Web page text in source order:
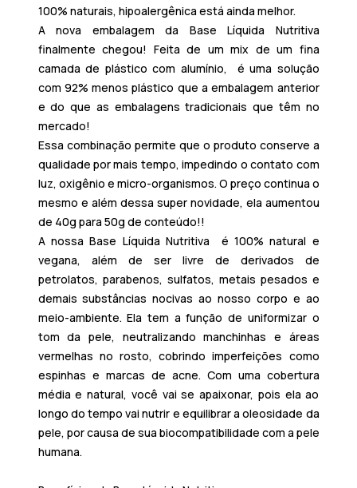
100% naturais, hipoalergênica está ainda melhor.
A nova embalagem da Base Líquida Nutritiva
finalmente chegou! Feita de um mix de um fina
camada de plástico com alumínio, é uma solução
com 92% menos plástico que a embalagem anterior
e do que as embalagens tradicionais que têm no
mercado!
Essa combinação permite que o produto conserve a
qualidade por mais tempo, impedindo o contato com
luz, oxigênio e micro-organismos. O preço continua o
mesmo e além dessa super novidade, ela aumentou
de 40g para 50g de conteúdo!!
A nossa Base Líquida Nutritiva é 100% natural e
vegana, além de ser livre de derivados de
petrolatos, parabenos, sulfatos, metais pesados e
demais substâncias nocivas ao nosso corpo e ao
meio-ambiente. Ela tem a função de uniformizar o
tom da pele, neutralizando manchinhas e áreas
vermelhas no rosto, cobrindo imperfeições como
espinhas e marcas de acne. Com uma cobertura
média e natural, você vai se apaixonar, pois ela ao
longo do tempo vai nutrir e equilibrar a oleosidade da
pele, por causa de sua biocompatibilidade com a pele
humana.